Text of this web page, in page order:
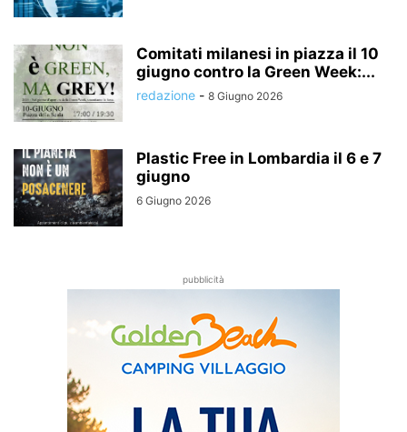
Comitati milanesi in piazza il 10
giugno contro la Green Week:...
redazione - 8 Giugno 2026
Plastic Free in Lombardia il 6 e 7
giugno
6 Giugno 2026
pubblicità